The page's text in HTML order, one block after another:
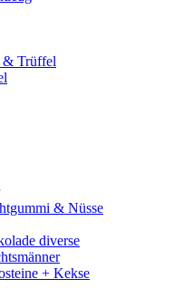
& Trüffel
& Nüsse
diverse
+ Kekse